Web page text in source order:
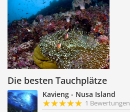
Die besten Tauchplätze
Kavieng - Nusa Island
1 Bewertungen